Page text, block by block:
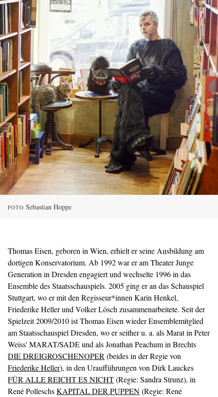
FOTO Sebastian Hoppe
Thomas Eisen, geboren in Wien, erhielt er seine Ausbildung am
dortigen Konservatorium. Ab 1992 war er am Theater Junge
Generation in Dresden engagiert und wechselte 1996 in das
Ensemble des Staatsschauspiels. 2005 ging er an das Schauspiel
Stuttgart, wo er mit den Regisseur*innen Karin Henkel,
Friederike Heller und Volker Lösch zusammenarbeitete. Seit der
Spielzeit 2009/2010 ist Thomas Eisen wieder Ensemblemitglied
am Staatsschauspiel Dresden, wo er seither u. a. als Marat in Peter
Weiss' MARAT/SADE und als Jonathan Peachum in Brechts
DIE DREIGROSCHENOPER (beides in der Regie von
Friederike Heller), in den Uraufführungen von Dirk Lauckes
FÜR ALLE REICHT ES NICHT(Regie: Sandra Strunz), in
René PolleschsKAPITAL DER PUPPEN(Regie: René